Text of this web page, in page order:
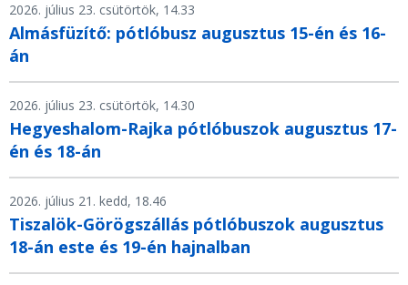
2026. július 23. csütörtök, 14.33
Almásfüzítő: pótlóbusz augusztus 15-én és 16-
án
2026. július 23. csütörtök, 14.30
Hegyeshalom-Rajka pótlóbuszok augusztus 17-
én és 18-án
2026. július 21. kedd, 18.46
Tiszalök-Görögszállás pótlóbuszok augusztus
18-án este és 19-én hajnalban